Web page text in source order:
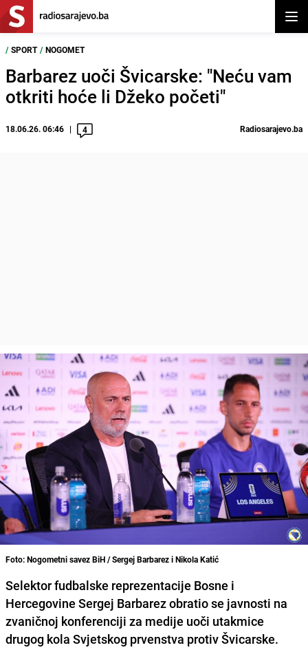
/ SPORT / NOGOMET
Barbarez uoči Švicarske: "Neću vam
otkriti hoće li Džeko početi"
18.06.26. 06:46 4 Radiosarajevo.ba
Foto: Nogometni savez BiH / Sergej Barbarez i Nikola Katić
Selektor fudbalske reprezentacije Bosne i
Hercegovine Sergej Barbarez obratio se javnosti na
zvaničnoj konferenciji za medije uoči utakmice
drugog kola Svjetskog prvenstva protiv Švicarske.